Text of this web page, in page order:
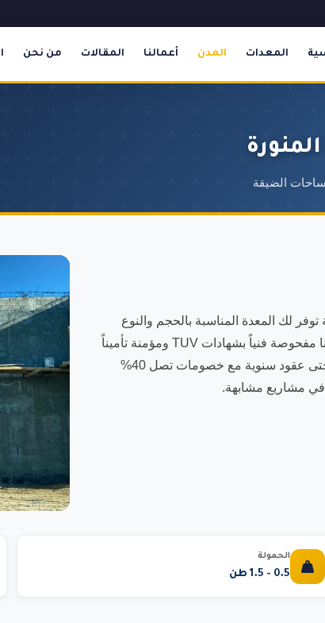
المعدات المدن أعمالنا المقالات من نحن
الضيقة
لك المعدة المناسبة بالحجم والنوع
المطلوب لمشروعك بأفضل الأسعار في المدينة المنورة. جميع معداتنا مفحوصة فنياً بشهادات TUV ومؤمنة تأميناً
شاملاً ضد جميع المخاطر. نوفر عقود تأجير مرنة تبدأ من يوم واحد وحتى عقود سنوية مع خصومات تصل 40%
الحمولة
0.5 - 1.5 طن